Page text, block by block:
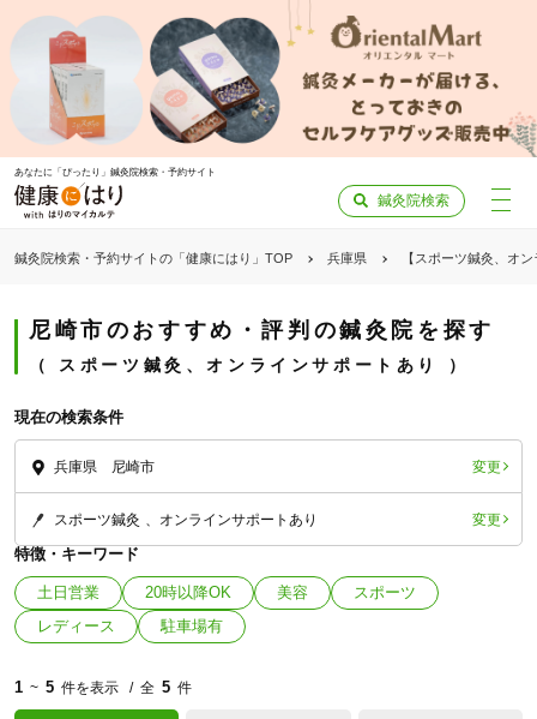
あなたに「ぴったり」鍼灸院検索・予約サイト
鍼灸院検索
鍼灸院検索・予約サイトの「健康にはり」TOP 兵庫県 【スポーツ鍼灸、オ
尼崎市のおすすめ・評判の鍼灸院を探す
スポーツ鍼灸、オンラインサポートあり
現在の検索条件
兵庫県 尼崎市 変更
スポーツ鍼灸 オンラインサポートあり 変更
特徴・キーワード
土日営業 20時以降OK 美容
スポーツ
レディース
駐車場有
1 ~ 5 件を表示 全 5 件
「健康にはりを見た」